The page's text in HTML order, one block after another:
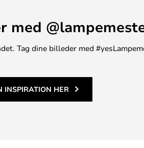
med
Tag dine billeder med
INSPIRATION HER